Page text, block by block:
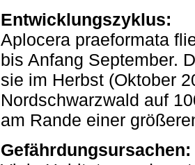
Entwicklungszyklus:
Aplocera praeformata
bis Anfang September.
sie im Herbst (Oktober
Nordschwarzwald auf
am Rande einer
Gefährdungsursachen: